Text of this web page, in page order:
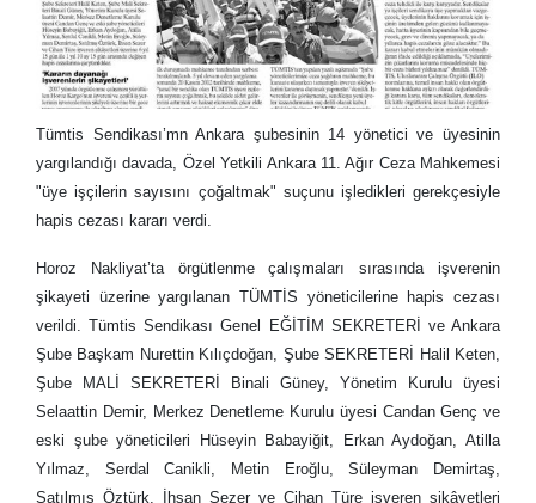
Tümtis Sendikası’mn Ankara şubesinin 14 yönetici ve üyesinin
yargılandığı davada, Özel Yetkili Ankara 11. Ağır Ceza Mahkemesi
"üye işçilerin sayısını çoğaltmak" suçunu işledikleri gerekçesiyle
hapis cezası kararı verdi.
Horoz Nakliyat’ta örgütlenme çalışmaları sırasında işverenin
şikayeti üzerine yargılanan TÜMTİS yöneticilerine hapis cezası
verildi. Tümtis Sendikası Genel EĞİTİM SEKRETERİ ve Ankara
Şube Başkam Nurettin Kılıçdoğan, Şube SEKRETERİ Halil Keten,
Şube MALİ SEKRETERİ Binali Güney, Yönetim Kurulu üyesi
Selaattin Demir, Merkez Denetleme Kurulu üyesi Candan Genç ve
eski şube yöneticileri Hüseyin Babayiğit, Erkan Aydoğan, Atilla
Yılmaz, Serdal Canikli, Metin Eroğlu, Süleyman Demirtaş,
Satılmış Öztürk, İhsan Sezer ve Cihan Türe işveren şikâyetleri